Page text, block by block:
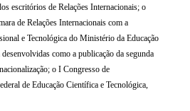
escritórios de Relações Internacionais; o
de Relações Internacionais com a
e Tecnológica do Ministério da Educação
como a publicação da segunda
o I Congresso de
de Educação Científica e Tecnológica,